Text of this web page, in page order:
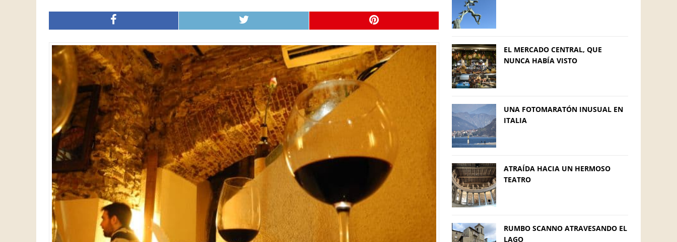
EL MERCADO CENTRAL, QUE
NUNCA HABÍA VISTO
UNA FOTOMARATÓN INUSUAL EN
ITALIA
ATRAÍDA HACIA UN HERMOSO
TEATRO
RUMBO SCANNO ATRAVESANDO EL
LAGO